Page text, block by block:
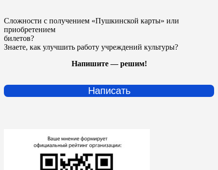
Сложности с получением «Пушкинской карты» или
приобретением
билетов?
Знаете, как улучшить работу учреждений культуры?
Напишите — решим!
Написать